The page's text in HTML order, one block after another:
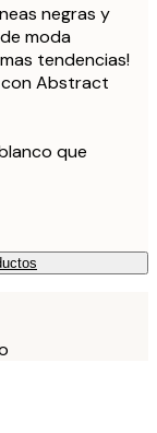
negras y
moda
tendencias!
con Abstract
que